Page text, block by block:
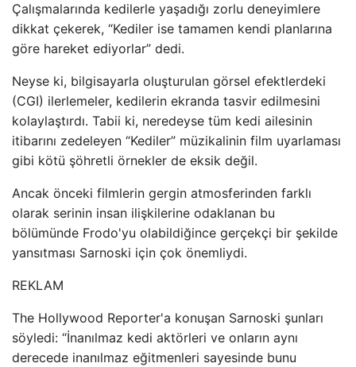
Çalışmalarında kedilerle yaşadığı zorlu deneyimlere
dikkat çekerek, “Kediler ise tamamen kendi planlarına
göre hareket ediyorlar” dedi.
Neyse ki, bilgisayarla oluşturulan görsel efektlerdeki
(CGI) ilerlemeler, kedilerin ekranda tasvir edilmesini
kolaylaştırdı. Tabii ki, neredeyse tüm kedi ailesinin
itibarını zedeleyen “Kediler” müzikalinin film uyarlaması
gibi kötü şöhretli örnekler de eksik değil.
Ancak önceki filmlerin gergin atmosferinden farklı
olarak serinin insan ilişkilerine odaklanan bu
bölümünde Frodo'yu olabildiğince gerçekçi bir şekilde
yansıtması Sarnoski için çok önemliydi.
REKLAM
The Hollywood Reporter'a konuşan Sarnoski şunları
söyledi: “İnanılmaz kedi aktörleri ve onların aynı
derecede inanılmaz eğitmenleri sayesinde bunu